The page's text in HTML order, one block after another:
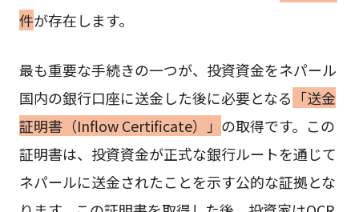
件が存在します。
最も重要な手続きの一つが、投資資金をネパール
国内の銀行口座に送金した後に必要となる 「送金
証明書（Inflow Certificate）」 の取得です。この
証明書は、投資資金が正式な銀行ルートを通じて
ネパールに送金されたことを示す公的な証拠とな